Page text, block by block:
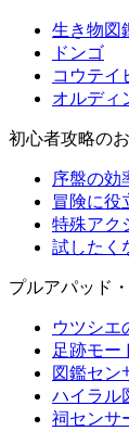
生き物図
ドンゴ
コウテイ
オルディ
初心者攻略の
序盤の効
冒険に役
特殊アク
試したく
プルアパッド
ウツシエ
足跡モー
図鑑セン
ハイラル
祠センサ